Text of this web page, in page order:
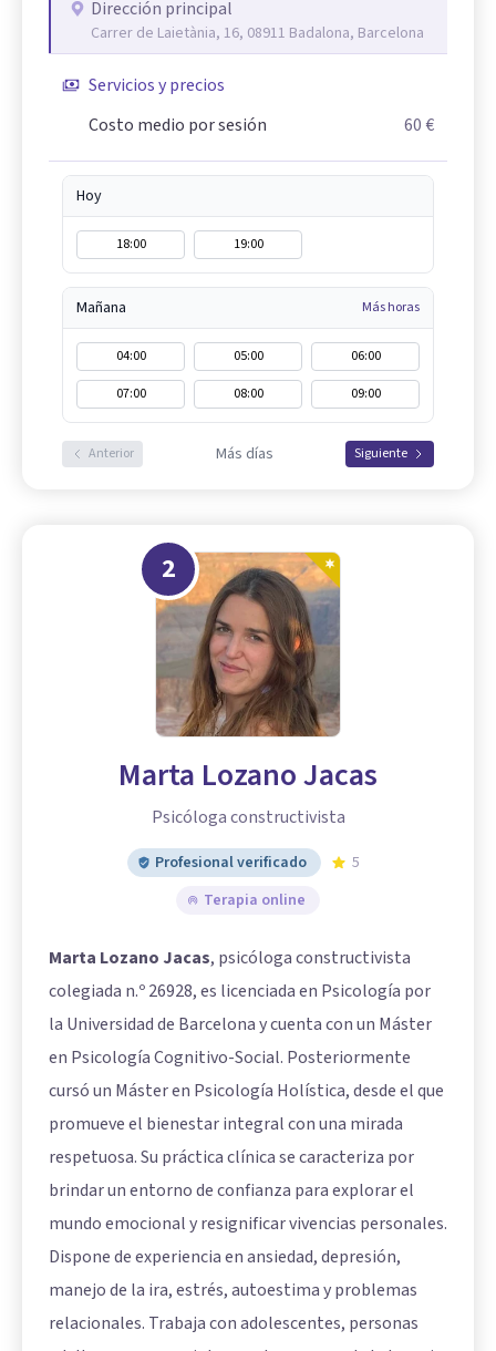
Dirección principal
Carrer de Laietània, 16, 08911 Badalona, Barcelona
Servicios y precios
Costo medio por sesión
60 €
Hoy
18:00 19:00
Mañana Más horas
04:00 05:00
06:00
07:00
08:00 09:00
Anterior Más días Siguiente
2
Marta Lozano Jacas
Psicóloga constructivista
Profesional verificado
5
Terapia online
Marta Lozano Jacas, psicóloga constructivista
colegiada n.º 26928, es licenciada en Psicología por
la Universidad de Barcelona y cuenta con un Máster
en Psicología Cognitivo-Social. Posteriormente
cursó un Máster en Psicología Holística, desde el que
promueve el bienestar integral con una mirada
respetuosa. Su práctica clínica se caracteriza por
brindar un entorno de confianza para explorar el
mundo emocional y resignificar vivencias personales.
Dispone de experiencia en ansiedad, depresión,
manejo de la ira, estrés, autoestima y problemas
relacionales. Trabaja con adolescentes, personas